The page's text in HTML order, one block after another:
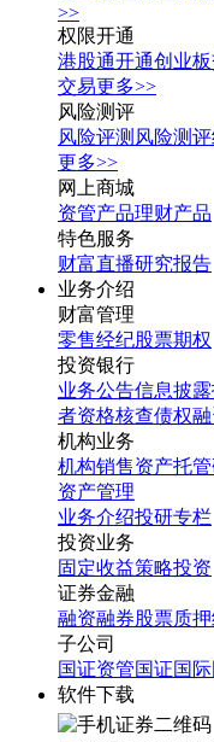
>>
权限开通
港股通开通创业
交易更多>>
风险测评
风险评测 风险测
更多>>
网上商城
资管产品理财产品
特色服务
财富直播研究报告
业务介绍
财富管理
零售经纪股票期权
投资银行
业务公告信息披露
者资格核查债权
机构业务
机构销售资产托管
资产管理
业务介绍投研专栏
投资业务
固定收益策略投资
证券金融
融资融券股票质押
子公司
国证资管国证国际
软件下载